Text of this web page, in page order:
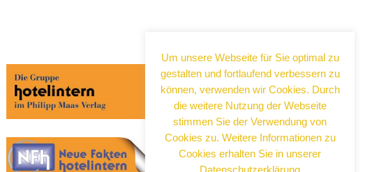
Um unsere Webseite für Sie optimal zu
gestalten und fortlaufend verbessern zu
können, verwenden wir Cookies. Durch
die weitere Nutzung der Webseite
stimmen Sie der Verwendung von
Cookies zu. Weitere Informationen zu
Cookies erhalten Sie in unserer
Datenschutzerklärung